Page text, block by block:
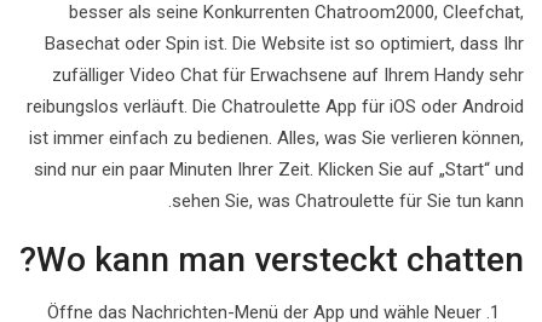
besser als seine Konkurrenten Chatroom2000, Cleefchat,
Basechat oder Spin ist. Die Website ist so optimiert, dass Ihr
zufälliger Video Chat für Erwachsene auf Ihrem Handy sehr
reibungslos verläuft. Die Chatroulette App für iOS oder Android
ist immer einfach zu bedienen. Alles, was Sie verlieren können,
sind nur ein paar Minuten Ihrer Zeit. Klicken Sie auf „Start“ und
sehen Sie, was Chatroulette für Sie tun kann.
Wo kann man versteckt chatten?
Öffne das Nachrichten-Menü der App und wähle Neuer